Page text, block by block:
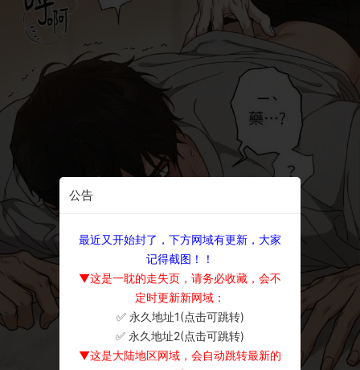
公告
最近又开始封了，下方网域有更新，大家
记得截图！！
▼这是一耽的走失页，请务必收藏，会不
定时更新新网域：
✅ 永久地址1(点击可跳转)
✅ 永久地址2(点击可跳转)
▼这是大陆地区网域，会自动跳转最新的